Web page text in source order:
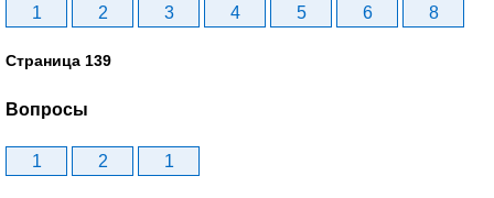
1 2 3 4 5 6 8
Страница 139
Вопросы
1 2 1